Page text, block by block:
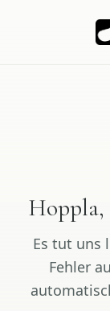
Hoppla,
Es tut uns
Fehler